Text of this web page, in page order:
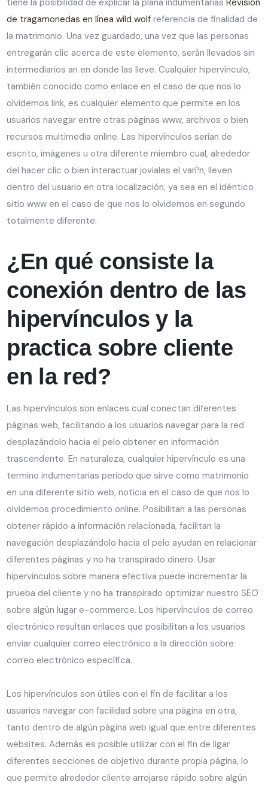
tiene la posibilidad de explicar la plana indumentariasRevisión
de tragamonedas en línea wild wolf referencia de finalidad de
la matrimonio. Una vez guardado, una vez que las personas
entregarán clic acerca de este elemento, serán llevados sin
intermediarios an en donde las lleve. Cualquier hipervínculo,
también conocido como enlace en el caso de que nos lo
olvidemos link, es cualquier elemento que permite en los
usuarios navegar entre otras páginas www, archivos o bien
recursos multimedia online. Las hipervínculos serían de
escrito, imágenes u otra diferente miembro cual, alrededor
del hacer clic o bien interactuar joviales el varí³n, lleven
dentro del usuario en otra localización, ya sea en el idéntico
sitio www en el caso de que nos lo olvidemos en segundo
totalmente diferente.
¿En qué consiste la
conexión dentro de las
hipervínculos y la
practica sobre cliente
en la red?
Las hipervínculos son enlaces cual conectan diferentes
páginas web, facilitando a los usuarios navegar para la red
desplazándolo hacia el pelo obtener en información
trascendente. En naturaleza, cualquier hipervínculo es una
termino indumentarias periodo que sirve como matrimonio
en una diferente sitio web, noticia en el caso de que nos lo
olvidemos procedimiento online. Posibilitan a las personas
obtener rápido a información relacionada, facilitan la
navegación desplazándolo hacia el pelo ayudan en relacionar
diferentes páginas y no ha transpirado dinero. Usar
hipervínculos sobre manera efectiva puede incrementar la
prueba del cliente y no ha transpirado optimizar nuestro SEO
sobre algún lugar e-commerce. Los hipervínculos de correo
electrónico resultan enlaces que posibilitan a los usuarios
enviar cualquier correo electrónico a la dirección sobre
correo electrónico específica.
Los hipervínculos son útiles con el fin de facilitar a los
usuarios navegar con facilidad sobre una página en otra,
tanto dentro de algún página web igual que entre diferentes
websites. Además es posible utilizar con el fin de ligar
diferentes secciones de objetivo durante propia página, lo
que permite alrededor cliente arrojarse rápido sobre algún